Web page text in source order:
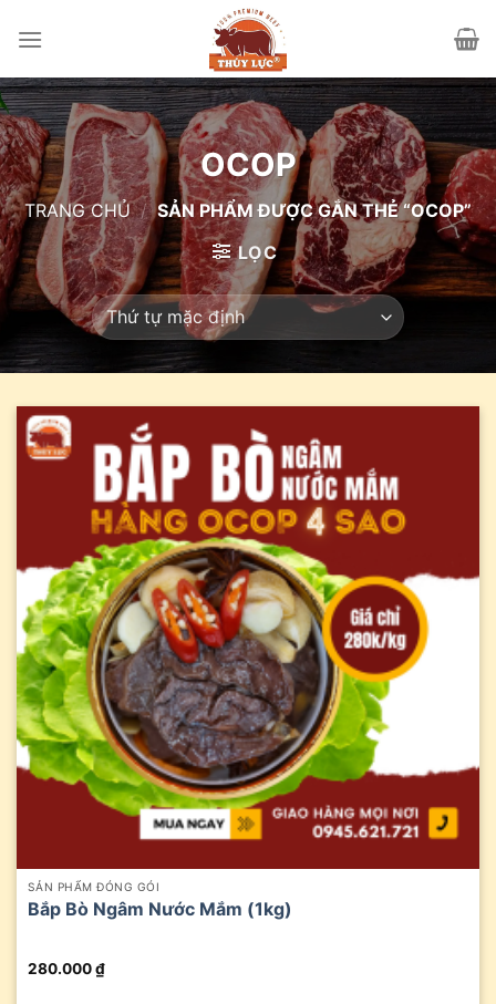
OCOP
TRANG CHỦ / SẢN PHẨM ĐƯỢC GẮN THẺ “OCOP”
LỌC
SẢN PHẨM ĐÓNG GÓI
Bắp Bò Ngâm Nước Mắm (1kg)
280.000₫